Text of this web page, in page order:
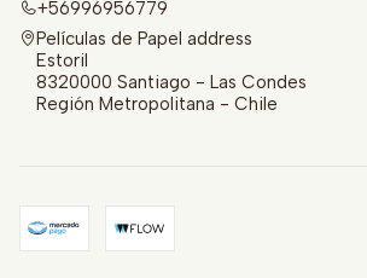
+56996956779
Películas de Papel address
Estoril
8320000 Santiago - Las Condes
Región Metropolitana - Chile